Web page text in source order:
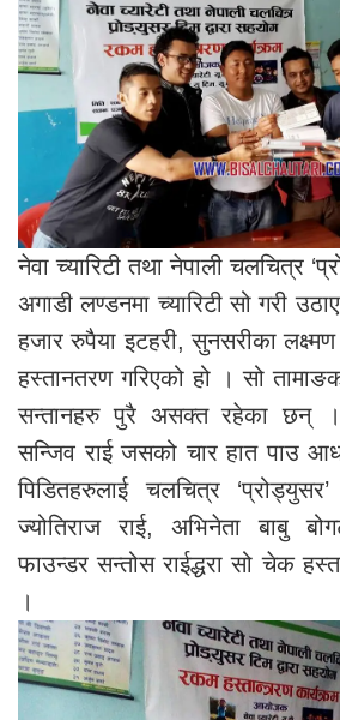
नेवा च्यारिटी तथा नेपाली चलचित्र
अगाडी लण्डनमा च्यारिटी सो गरी
हजार रुपैया इटहरी, सुनसरीका लक्ष्मण
हस्तानतरण गरिएको हो । सो
सन्तानहरु पुरै असक्त रहेका छन् ।
सन्जिव राई जसको चार हात पाउ
पिडितहरुलाई चलचित्र ‘प्रोड्युसर’
ज्योतिराज राई, अभिनेता बाबु
फाउन्डर सन्तोस राईद्धरा सो चेक
।